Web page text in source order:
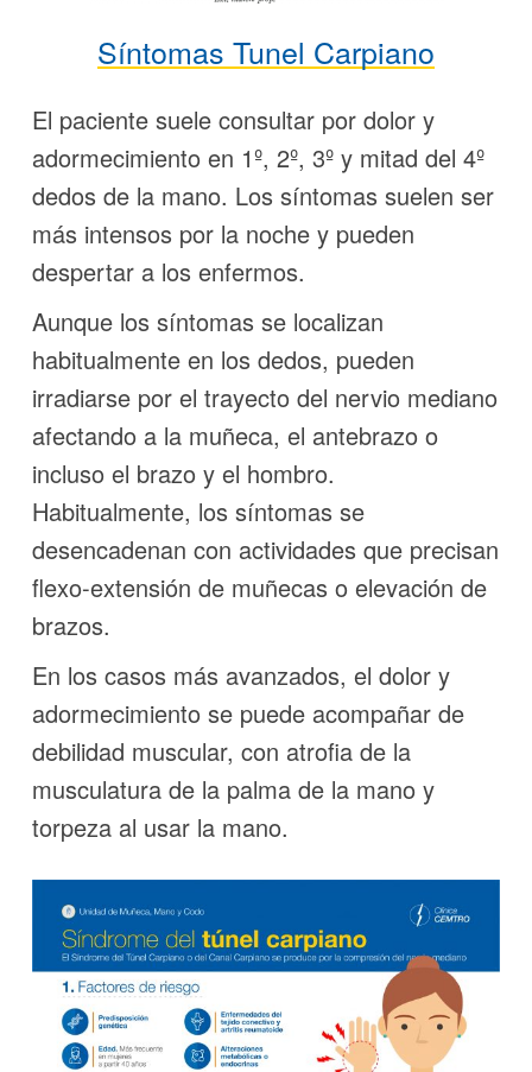
Síntomas Tunel Carpiano
El paciente suele consultar por dolor y
adormecimiento en 1º, 2º, 3º y mitad del 4º
dedos de la mano. Los síntomas suelen ser
más intensos por la noche y pueden
despertar a los enfermos.
Aunque los síntomas se localizan
habitualmente en los dedos, pueden
irradiarse por el trayecto del nervio mediano
afectando a la muñeca, el antebrazo o
incluso el brazo y el hombro.
Habitualmente, los síntomas se
desencadenan con actividades que precisan
flexo-extensión de muñecas o elevación de
brazos.
En los casos más avanzados, el dolor y
adormecimiento se puede acompañar de
debilidad muscular, con atrofia de la
musculatura de la palma de la mano y
torpeza al usar la mano.